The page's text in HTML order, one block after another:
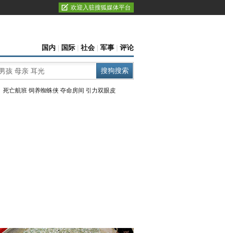
欢迎入驻搜狐媒体平台
国内 国际 社会 军事 评论
死亡航班 饲养蜘蛛侠 夺命房间 引力双眼皮